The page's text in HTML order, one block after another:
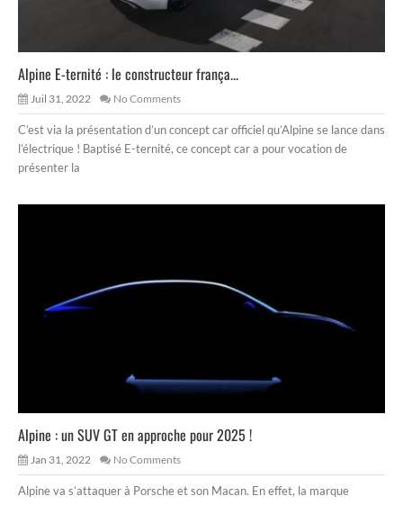
Alpine E-ternité : le constructeur frança...
Juil 31, 2022 No Comments
C’est via la présentation d’un concept car officiel qu’Alpine se lance dans
l’électrique ! Baptisé E-ternité, ce concept car a pour vocation de
présenter la
Alpine : un SUV GT en approche pour 2025 !
Jan 31, 2022 No Comments
Alpine va s’attaquer à Porsche et son Macan. En effet, la marque